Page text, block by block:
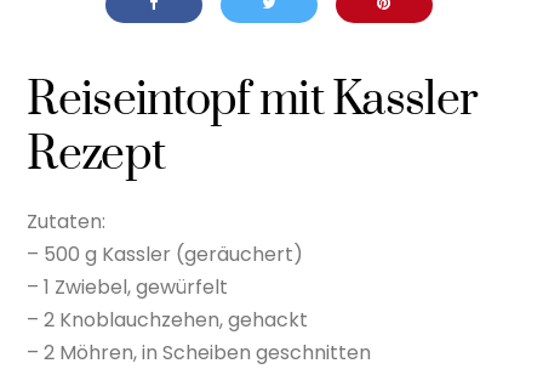
Reiseintopf mit Kassler
Rezept
Zutaten:
– 500 g Kassler (geräuchert)
– 1 Zwiebel, gewürfelt
– 2 Knoblauchzehen, gehackt
– 2 Möhren, in Scheiben geschnitten